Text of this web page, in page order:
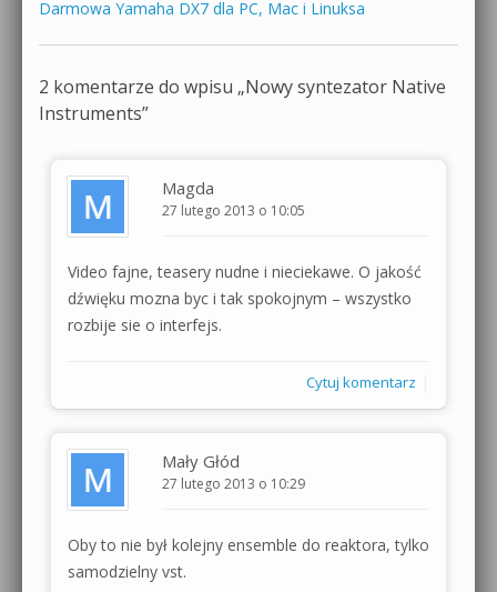
Darmowa Yamaha DX7 dla PC, Mac i Linuksa
2 komentarze do wpisu „Nowy syntezator Native
Instruments”
Magda
27 lutego 2013 o 10:05
Video fajne, teasery nudne i nieciekawe. O jakość
dźwięku mozna byc i tak spokojnym – wszystko
rozbije sie o interfejs.
Cytuj komentarz
Mały Głód
27 lutego 2013 o 10:29
Oby to nie był kolejny ensemble do reaktora, tylko
samodzielny vst.